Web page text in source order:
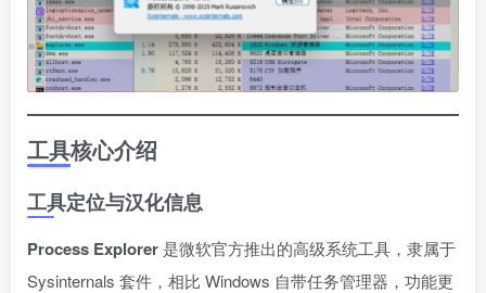
工具核心介绍
工具定位与汉化信息
Process Explorer 是微软官方推出的高级系统工具，隶属于
Sysinternals 套件，相比 Windows 自带任务管理器，功能更